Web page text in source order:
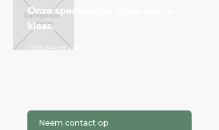
Onze specialisten staan voor u
klaar.
Ons team van experts staat voor u klaar.
Neem contact op